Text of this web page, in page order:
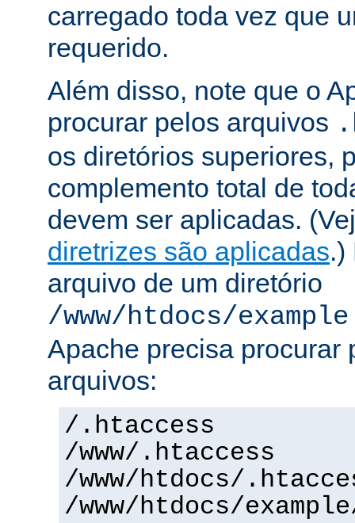
carregado toda vez que
requerido.
Além disso, note que o
procurar pelos arquivos
os diretórios superiores,
complemento total de
devem ser aplicadas.
diretrizes são aplicadas.)
arquivo de um diretório
/www/htdocs/example
Apache precisa procurar
arquivos:
/.htaccess
/www/.htaccess
/www/htdocs/
/www/htdocs/